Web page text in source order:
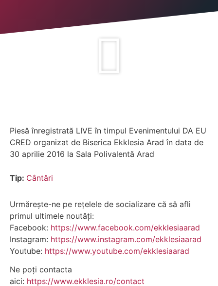
Piesă înregistrată LIVE în timpul Evenimentului DA EU
CRED organizat de Biserica Ekklesia Arad în data de
30 aprilie 2016 la Sala Polivalentă Arad
Tip: Cântări
Urmărește-ne pe rețelele de socializare că să afli
primul ultimele noutăți:
Facebook: https://www.facebook.com/ekklesiaarad
Instagram: https://www.instagram.com/ekklesiaarad
Youtube: https://www.youtube.com/ekklesiaarad
Ne poți contacta
aici: https://www.ekklesia.ro/contact